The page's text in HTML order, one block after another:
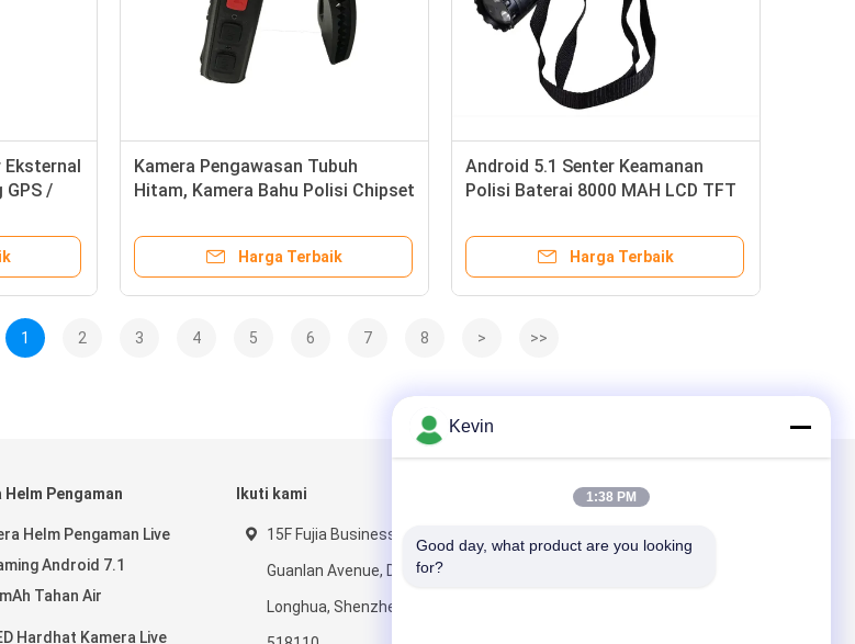
GPS /
Kamera Pengawasan Tubuh
Hitam, Kamera Bahu Polisi Chipset
Harga Terbaik
Android 5.1 Senter Keamanan
Polisi Baterai 8000 MAH LCD TFT
Harga Terbaik
1 2 3 4 5 6 7 8 > >>
Helm Pengaman
Helm Pengaman Live
Android 7.1
Tahan Air
Hardhat Kamera Live
Ikuti kami
15F Fujia Business Center,
Guanlan Avenue, Distrik
Longhua, Shenzhen, Cina
Kirimkan Kami
Kevin
1:38 PM
Good day, what product are you looking
for?